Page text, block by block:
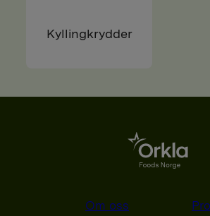
Kyllingkrydder
Om oss